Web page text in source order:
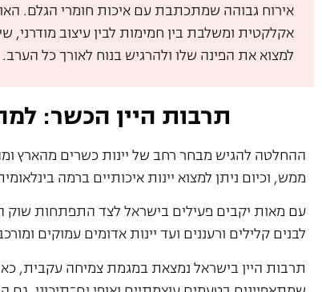
אירוח גבוהה שמתכתבת עם איכות חומרי הגלם.
אקלקטית ומשלבת בין חמימות לבין עיצוב מודרני,
למצוא את הפינה שלו ולהרגיש בנוח לאורך כל הערב.
תרבות היין הכשר:
ההחלטה להגיש מבחר רחב של יינות כשרים מהארץ
ממש, וכיום ניתן למצוא יינות איכותיים ברמה
עם מאות יקבים פעילים בישראל לצד התפתחות שוק
לבנים קלילים ורעננים ועד יינות אדומים עמוקים
תרבות היין בישראל נמצאת במגמת צמיחה עקבית,